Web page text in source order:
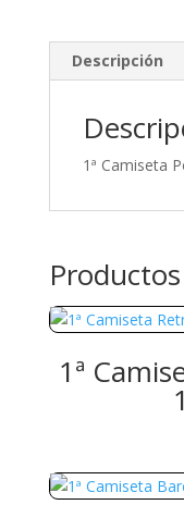
Descripción
1ª Camiseta
1ª